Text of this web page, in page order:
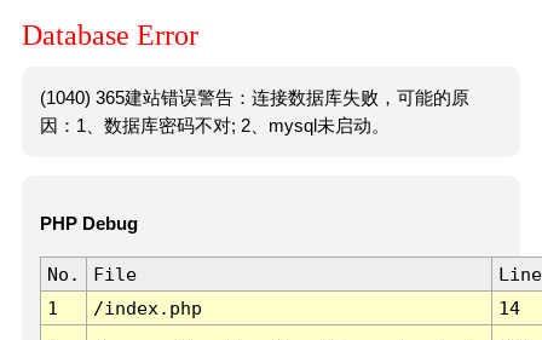
Database Error
(1040) 365建站错误警告：连接数据库失败，可能的原
因：1、数据库密码不对; 2、mysql未启动。
PHP Debug
No. File
Line
1
/index.php 14